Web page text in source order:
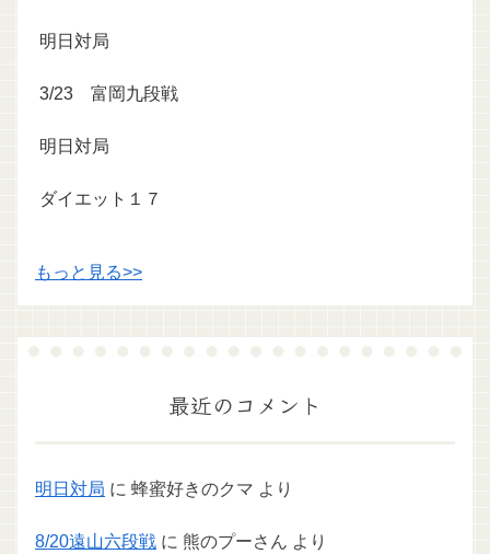
明日対局
3/23 富岡九段戦
明日対局
ダイエット１７
もっと見る>>
最近のコメント
明日対局 に 蜂蜜好きのクマ より
8/20遠山六段戦 に 熊のプーさん より